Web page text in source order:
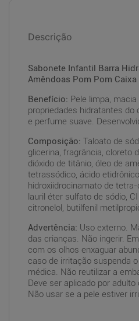
Descrição
Sabonete Infantil Barra
Amêndoas Pom Pom Caixa
Benefício: Pele limpa,
propriedades hidratantes do
e perfume suave.
Composição: Taloato de
glicerina, fragrância, cloreto
dióxido de titânio, óleo de
tetrassódico, ácido
hidroxiidrocinamato de
lauril éter sulfato de sódio,
citronelol, butilfenil
Advertência: Uso externo.
das crianças. Não ingerir.
com os olhos enxaguar
caso de irritação suspenda
médica. Não reutilizar a
Deve ser aplicado por
Não usar se a pele estiver